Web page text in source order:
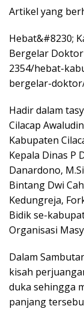
Artikel yang
Hebat&#8230;
Bergelar
2354/hebat-
bergelar-
Hadir dalam
Cilacap
Kabupaten
Kepala Dinas P
Danardono,
Bintang Dwi
Kedungreja,
Bidik se-
Organisasi
Dalam
kisah
duka sehingga
panjang